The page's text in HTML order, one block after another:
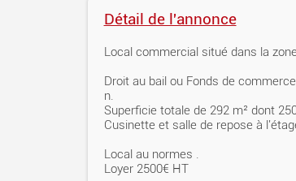
Détail de l'annonce
Local commercial situé dans la
Droit au bail ou Fonds de
n.
Superficie totale de 292 m² dont
Cusinette et salle de repose à
Local au normes .
Loyer 2500€ HT